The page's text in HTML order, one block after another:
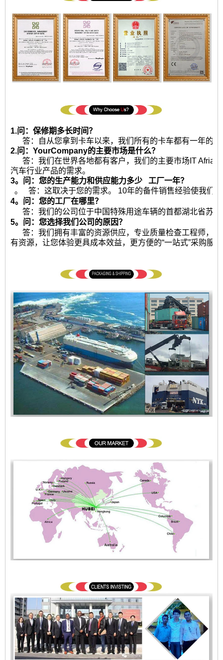
1.问：保修期多长时间？
答：自从您拿到卡车以来，我们所有的卡车都有一年的保
2.问：YourCompany的主要市场是什么？
答：我们在世界各地都有客户，我们的主要市场IT Afrian
汽车行业产品的需求。
3。问：您的生产能力和供应能力多少
工厂一年？
。 答：这取决于您的需求。 10年的备件销售经验使我们
4。问：您的工厂在哪里？
答：我们的公司位于中国特殊用途车辆的首都湖北省苏州
5。问：您选择我们公司的原因？
答：我们拥有丰富的资源供应，专业质量检查工程师，
有资源，让您体验更具成本效益，更方便的“一站式”采购服